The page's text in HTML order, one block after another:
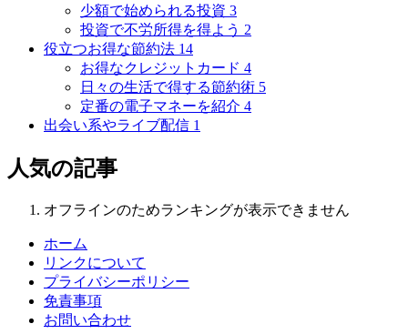
少額で始められる投資 3
投資で不労所得を得よう 2
役立つお得な節約法 14
お得なクレジットカード 4
日々の生活で得する節約術 5
定番の電子マネーを紹介 4
出会い系やライブ配信 1
人気の記事
オフラインのためランキングが表示できません
ホーム
リンクについて
プライバシーポリシー
免責事項
お問い合わせ